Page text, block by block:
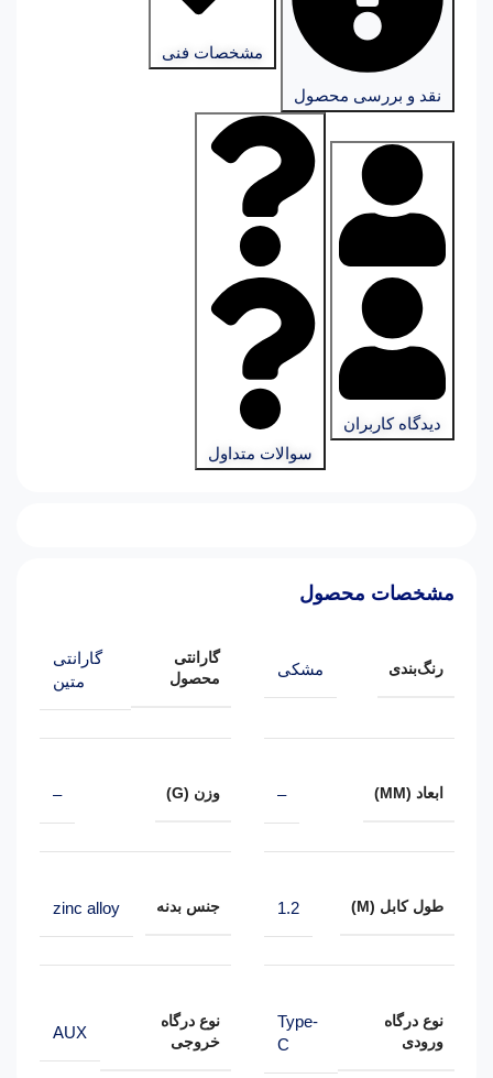
نقد و بررسی محصول
مشخصات فنی
دیدگاه کاربران
سوالات متداول
مشخصات محصول
رنگ‌بندی مشکی
گارانتی
محصول
گارانتی
متین
ابعاد (MM) – وزن (G) –
طول کابل (M) 1.2 جنس بدنه zinc alloy
نوع درگاه
ورودی
Type-
C
نوع درگاه
خروجی
AUX